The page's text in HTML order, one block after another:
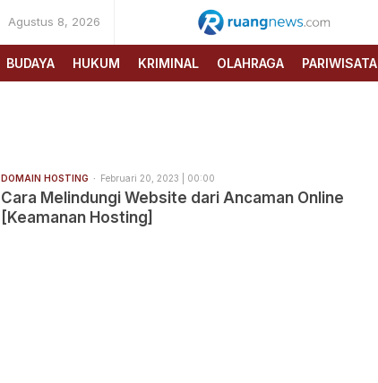
Agustus 8, 2026
RUANG
NEWS
BUDAYA HUKUM KRIMINAL OLAHRAGA PARIWISATA
DOMAIN HOSTING Februari 20, 2023 | 00:00
Cara Melindungi Website dari Ancaman Online
[Keamanan Hosting]